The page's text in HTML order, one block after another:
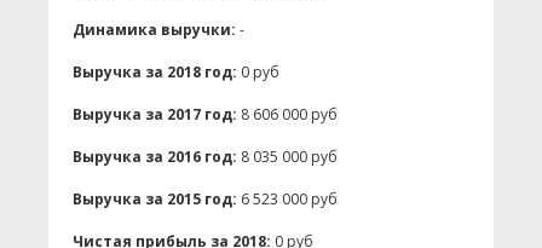
Динамика выручки: -
Выручка за 2018 год: 0 руб
Выручка за 2017 год: 8 606 000 руб
Выручка за 2016 год: 8 035 000 руб
Выручка за 2015 год: 6 523 000 руб
Чистая прибыль за 2018: 0 руб